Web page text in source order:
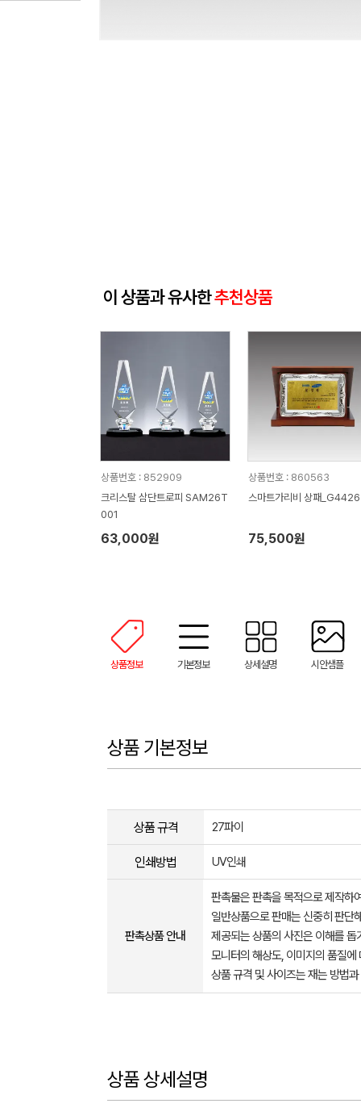
이 상품과 유사한추천상품
상품번호 : 852909
크리스탈 삼단트로피 SAM26T
001
63,000원
상품번호 : 860563
스마트가리비 상패_G4426
75,500원
상품정보 기본정보 상세설명 시안샘플
상품 기본정보
상품 규격 27파이
인쇄방법 UV인쇄
판촉상품 안내
판촉물은 판촉을 목적으로 제작하
일반상품으로 판매는 신중히 판단
제공되는 상품의 사진은 이해를
모니터의 해상도, 이미지의 품질
상품 규격 및 사이즈는 재는 방법
상품 상세설명